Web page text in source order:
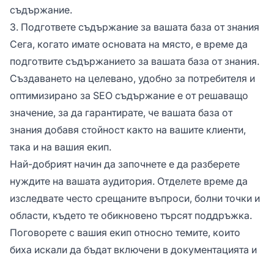
съдържание.
3. Подгответе съдържание за вашата база от знания
Сега, когато имате основата на място, е време да
подготвите съдържанието за вашата база от знания.
Създаването на целевано, удобно за потребителя и
оптимизирано за SEO съдържание е от решаващо
значение, за да гарантирате, че вашата база от
знания добавя стойност както на вашите клиенти,
така и на вашия екип.
Най-добрият начин да започнете е да разберете
нуждите на вашата аудитория. Отделете време да
изследвате често срещаните въпроси, болни точки и
области, където те обикновено търсят поддръжка.
Поговорете с вашия екип относно темите, които
биха искали да бъдат включени в документацията и